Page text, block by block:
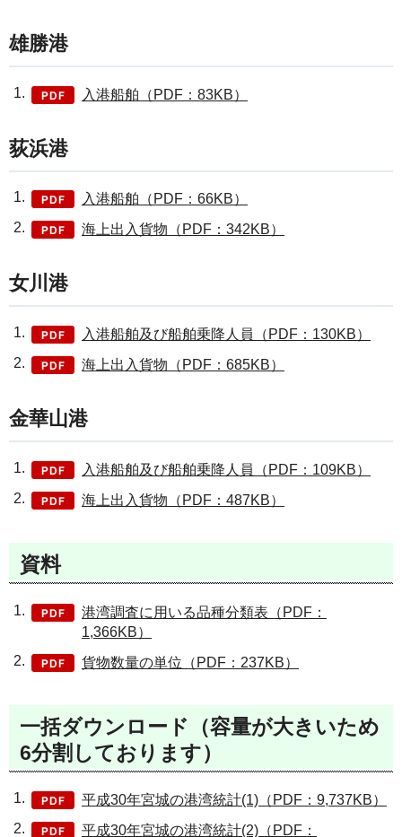
雄勝港
入港船舶（PDF：83KB）
荻浜港
入港船舶（PDF：66KB）
海上出入貨物（PDF：342KB）
女川港
入港船舶及び船舶乗降人員（PDF：130KB）
海上出入貨物（PDF：685KB）
金華山港
入港船舶及び船舶乗降人員（PDF：109KB）
海上出入貨物（PDF：487KB）
資料
港湾調査に用いる品種分類表（PDF：
1,366KB）
貨物数量の単位（PDF：237KB）
一括ダウンロード（容量が大きいため
6分割しております）
平成30年宮城の港湾統計(1)（PDF：9,737KB）
平成30年宮城の港湾統計(2)（PDF：